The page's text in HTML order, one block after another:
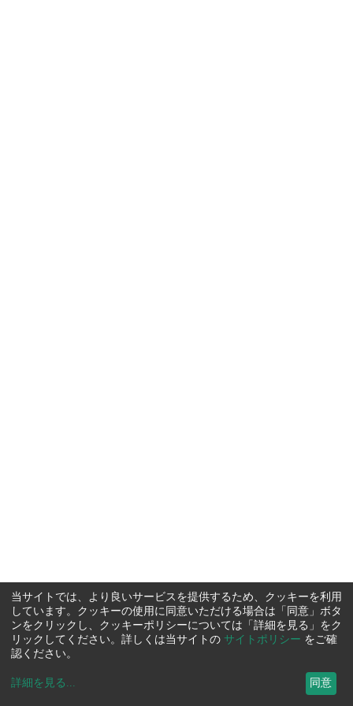
当サイトでは、より良いサービスを提供するため、クッキーを利用
しています。クッキーの使用に同意いただける場合は「同意」ボタ
ンをクリックし、クッキーポリシーについては「詳細を見る」をク
リックしてください。詳しくは当サイトの サイトポリシー をご確
認ください。
詳細を見る ... 同意